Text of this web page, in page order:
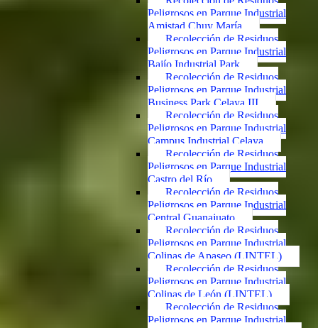
Peligrosos en Parque Industrial
Amistad Chuy María
Recolección de Residuos
Peligrosos en Parque Industrial
Bajío Industrial Park
Recolección de Residuos
Peligrosos en Parque Industrial
Business Park Celaya III
Recolección de Residuos
Peligrosos en Parque Industrial
Campus Industrial Celaya
Recolección de Residuos
Peligrosos en Parque Industrial
Castro del Río
Recolección de Residuos
Peligrosos en Parque Industrial
Central Guanajuato
Recolección de Residuos
Peligrosos en Parque Industrial
Colinas de Apaseo (LINTEL)
Recolección de Residuos
Peligrosos en Parque Industrial
Colinas de León (LINTEL)
Recolección de Residuos
Peligrosos en Parque Industrial